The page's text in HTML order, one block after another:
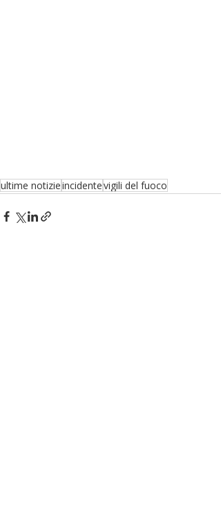
ultime notizieincidentevigili del fuoco